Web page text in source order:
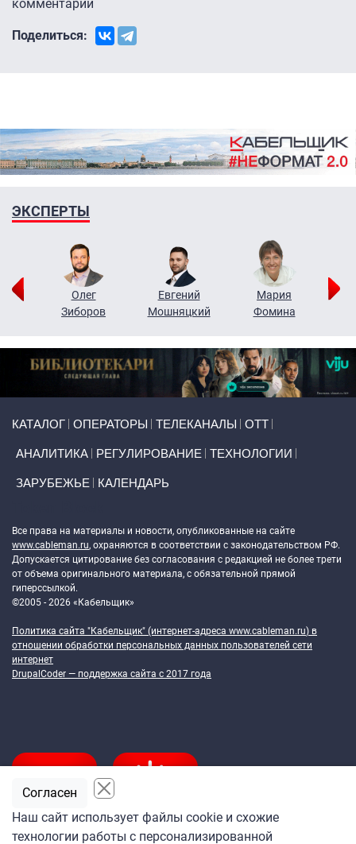
комментарии
Поделиться:
ЭКСПЕРТЫ
Олег
Зиборов
Евгений
Мошняцкий
Мария
Фомина
КАТАЛОГ ОПЕРАТОРЫ ТЕЛЕКАНАЛЫ ОТТ
АНАЛИТИКА РЕГУЛИРОВАНИЕ ТЕХНОЛОГИИ
ЗАРУБЕЖЬЕ КАЛЕНДАРЬ
Все права на материалы и новости, опубликованные на сайте
www.cableman.ru, охраняются в соответствии с законодательством РФ.
Допускается цитирование без согласования с редакцией не более трети
от объема оригинального материала, с обязательной прямой
гиперссылкой.
©2005 - 2026 «Кабельщик»
Политика сайта "Кабельщик" (интернет-адреса www.cableman.ru) в
отношении обработки персональных данных пользователей сети
интернет
DrupalCoder — поддержка сайта c 2017 года
Наш сайт использует файлы cookie и схожие
технологии работы с персонализированной
Согласен